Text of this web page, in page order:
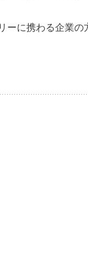
に携わる企業